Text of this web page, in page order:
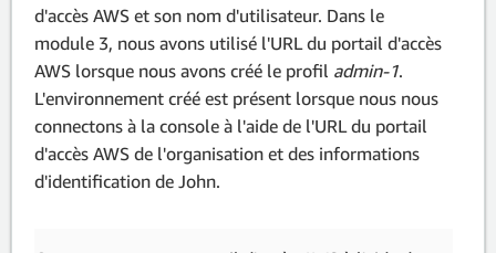
d'accès AWS et son nom d'utilisateur. Dans le
module 3, nous avons utilisé l'URL du portail d'accès
AWS lorsque nous avons créé le profil admin-1.
L'environnement créé est présent lorsque nous nous
connectons à la console à l'aide de l'URL du portail
d'accès AWS de l'organisation et des informations
d'identification de John.